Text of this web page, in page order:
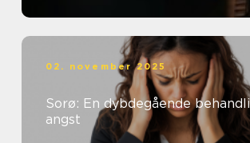
02. november 2025
Sorø: En dybdegående
angst